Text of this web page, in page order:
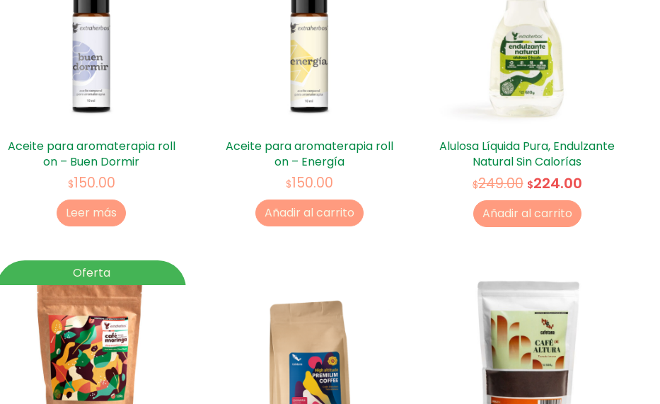
Aceite para aromaterapia roll
on – Buen Dormir
$150.00
Leer más
Aceite para aromaterapia roll
on – Energía
$150.00
Añadir al carrito
Alulosa Líquida Pura, Endulzante
Natural Sin Calorías
$249.00 $224.00
Añadir al carrito
Oferta